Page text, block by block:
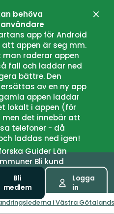
behöva
app för Android
appen är seg mm.
raderar appen
fall och laddar ned
bättre. Den
av en ny app
appen laddar
lokalt i appen (för
det innebär att
telefoner - då
laddas ned igen!
GuiderLän
Bli kund
Bli
medlem
Logga
in
i Västra